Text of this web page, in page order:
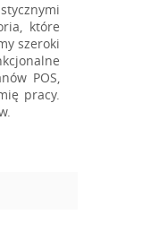
które
szeroki
POS,
pracy.